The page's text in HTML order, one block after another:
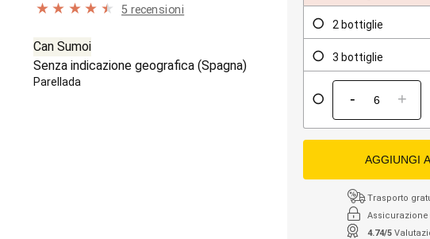
5 recensioni
Can Sumoi
Senza indicazione geografica (Spagna)
Parellada
2 bottiglie
3 bottiglie
- +
AGGIUNGI
Trasporto
4.74/5